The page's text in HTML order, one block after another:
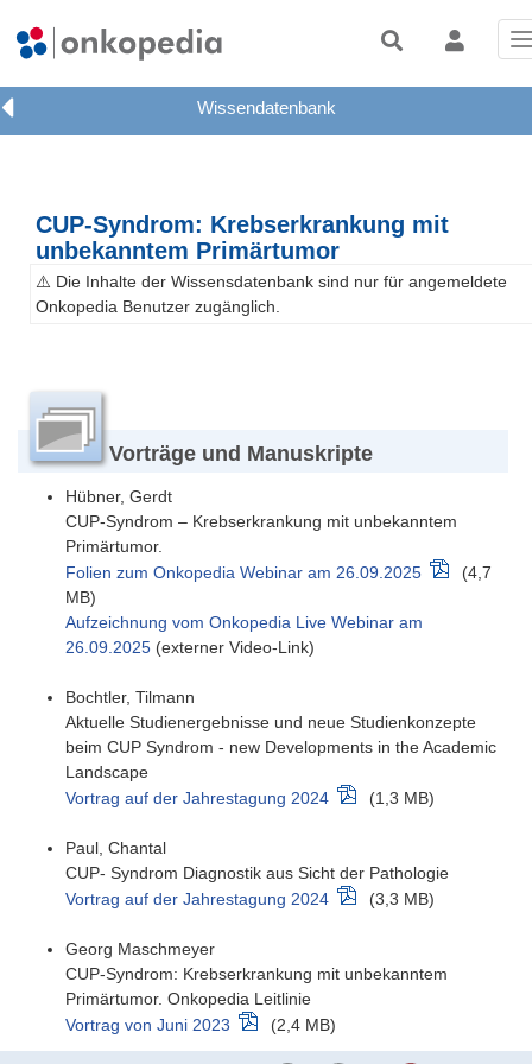
CUP-Syndrom: Krebserkrankung mit
unbekanntem Primärtumor
⚠️ Die Inhalte der Wissensdatenbank sind nur für angemeldete
Onkopedia Benutzer zugänglich.
Vorträge und Manuskripte
Hübner, Gerdt
CUP-Syndrom – Krebserkrankung mit unbekanntem
Primärtumor.
Folien zum Onkopedia Webinar am 26.09.2025
(4,7
MB)
Aufzeichnung vom Onkopedia Live Webinar am
26.09.2025 (externer Video-Link)
Bochtler, Tilmann
Aktuelle Studienergebnisse und neue Studienkonzepte
beim CUP Syndrom - new Developments in the Academic
Landscape
Vortrag auf der Jahrestagung 2024
(1,3 MB)
Paul, Chantal
CUP- Syndrom Diagnostik aus Sicht der Pathologie
Vortrag auf der Jahrestagung 2024
(3,3 MB)
Georg Maschmeyer
CUP-Syndrom: Krebserkrankung mit unbekanntem
Primärtumor. Onkopedia Leitlinie
Vortrag von Juni 2023
(2,4 MB)